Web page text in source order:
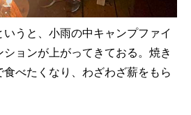
うと、小雨の中キャンプファイ
ョンが上がってきておる。焼き
べたくなり、わざわざ薪をもら